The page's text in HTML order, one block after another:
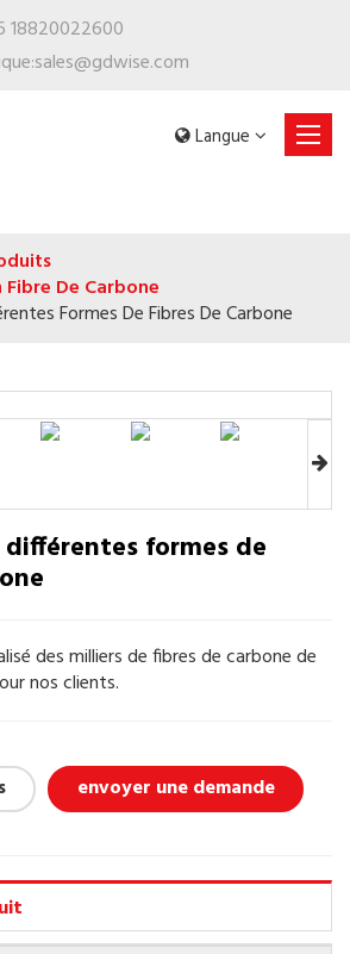
18820022600
sales@gdwise.com
Langue
De Carbone
Formes De Fibres De Carbone
différentes formes de
des milliers de fibres de carbone de
nos clients.
envoyer une demande